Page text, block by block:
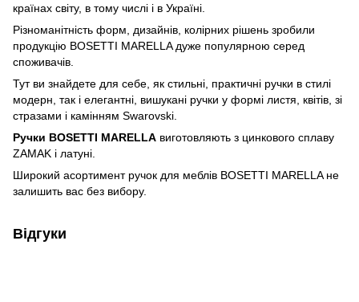
країнах світу, в тому числі і в Україні.
Різноманітність форм, дизайнів, колірних рішень зробили
продукцію BOSETTI MARELLA дуже популярною серед
споживачів.
Тут ви знайдете для себе, як стильні, практичні ручки в стилі
модерн, так і елегантні, вишукані ручки у формі листя, квітів, зі
стразами і камінням Swarovski.
Ручки BOSETTI MARELLA виготовляють з цинкового сплаву
ZAMAK і латуні.
Широкий асортимент ручок для меблів BOSETTI MARELLA не
залишить вас без вибору.
Відгуки